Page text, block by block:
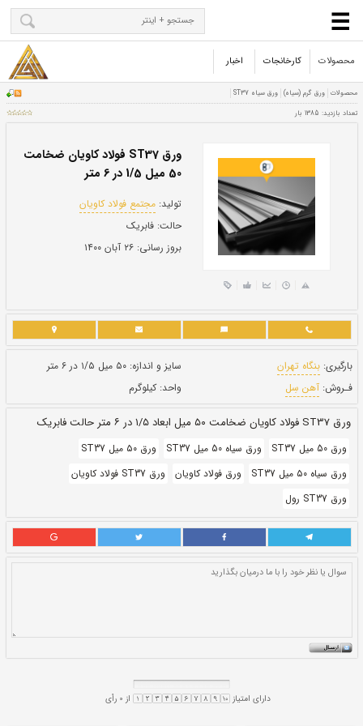
محصولات کارخانجات اخبار
ورق ST37 فولاد کاویان ضخامت
50 میل 1/5 در 6 متر
تولید:مجتمع فولاد کاویان
حالت:
بروز رسانی:
واحد:کیلوگرم